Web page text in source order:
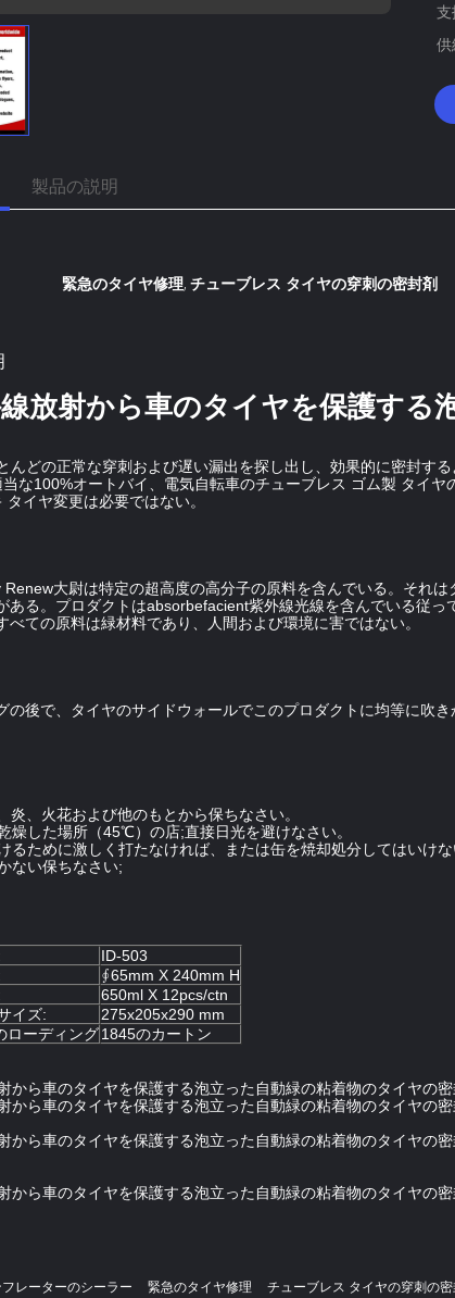
支
供
製品の説明
緊急のタイヤ修理, チューブレス タイヤの穿刺の密封剤
放射から車のタイヤを保護する
んどの正常な穿刺および遅い漏出を探し出し、効果的に密封する
な100%オートバイ、電気自転車のチューブレス ゴム製 タイヤ
タイヤ変更は必要ではない。
大尉は特定の超高度の高分子の原料を含んでいる。それ
ある。プロダクトはabsorbefacient紫外線光線を含んでいる従
べての原料は緑材料であり、人間および環境に害ではない。
の後で、タイヤのサイドウォールでこのプロダクトに均等に吹
炎、火花および他のもとから保ちなさい。
燥した場所（45℃）の店;直接日光を避けなさい。
るために激しく打たなければ、または缶を焼却処分してはいけな
ない保ちなさい;
ID-503
∮65mm X 240mm H
650ml X 12pcs/ctn
イズ:
275x205x290 mm
ローディング1845のカートン
レーターのシーラー 緊急のタイヤ修理 チューブレス タイヤの穿刺の